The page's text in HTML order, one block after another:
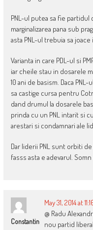
PNL-ul putea sa fie partidul
marginalizarea pana sub
asta PNL-ul trebuia sa
Varianta in care PDL-ul si
iar cheile stau in dosarele
10 ani de basism. Daca
sa castige cursa pentru
dand drumul la dosarele
prinda cu un PNL intarit si
arestari si condamnari ale
Dar liderii PNL sunt orbiti de
fasss asta e adevarul.
Constantin
May 31, 2014 at
@ Radu
nou partid